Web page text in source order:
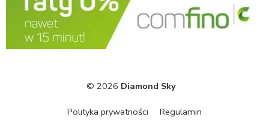
© 2026 Diamond Sky
Polityka prywatności Regulamin